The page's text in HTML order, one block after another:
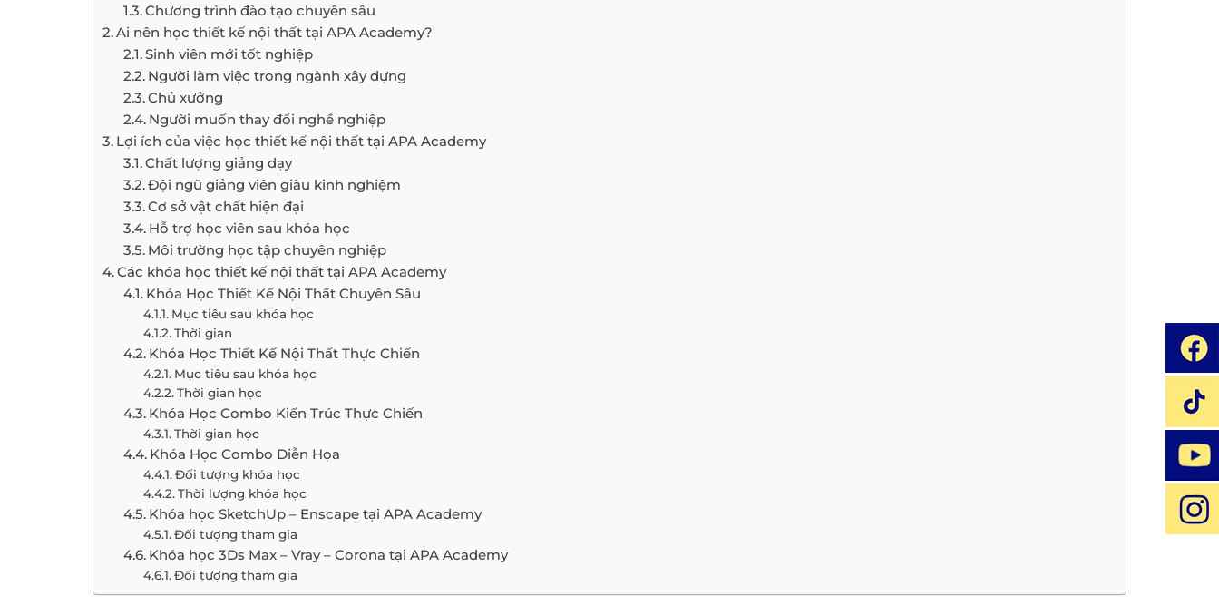
Chương trình đào tạo chuyên sâu
Ai nên học thiết kế nội thất tại APA Academy?
Sinh viên mới tốt nghiệp
Người làm việc trong ngành xây dựng
Chủ xưởng
Người muốn thay đổi nghề nghiệp
Lợi ích của việc học thiết kế nội thất tại APA Academy
Chất lượng giảng dạy
Đội ngũ giảng viên giàu kinh nghiệm
Cơ sở vật chất hiện đại
Hỗ trợ học viên sau khóa học
Môi trường học tập chuyên nghiệp
Các khóa học thiết kế nội thất tại APA Academy
Khóa Học Thiết Kế Nội Thất Chuyên Sâu
Mục tiêu sau khóa học
Thời gian
Khóa Học Thiết Kế Nội Thất Thực Chiến
Mục tiêu sau khóa học
Thời gian học
Khóa Học Combo Kiến Trúc Thực Chiến
Thời gian học
Khóa Học Combo Diễn Họa
Đối tượng khóa học
Thời lượng khóa học
Khóa học SketchUp – Enscape tại APA Academy
Đối tượng tham gia
Khóa học 3Ds Max – Vray – Corona tại APA Academy
Đối tượng tham gia